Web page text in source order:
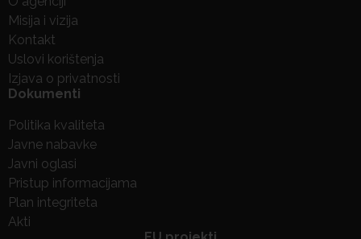
Misija i vizija
Kontakt
Uslovi korištenja
Izjava o privatnosti
Dokumenti
Politika kvaliteta
Javne nabavke
Javni oglasi
Pristup informacijama
Plan integriteta
Akti